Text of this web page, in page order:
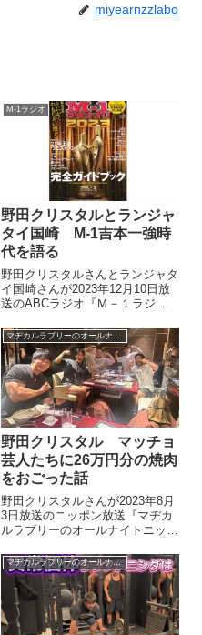
miyearnzzlabo
M-1ラジオ
野田クリスタルとランジャ
タイ国崎 M-1吉本一強時
代を語る
野田クリスタルさんとランジャタ
イ国崎さんが2023年12月10日放
送のABCラジオ『Ｍ－１ラジオ
ランプリで吉本芸人が席巻してい
た時代を振り返り。その理由や現
在のような誰が勝ち上がるかわか
らない状態への移行について話し
ていました。
野田クリスタル マッチョ
芸人たちに26万円分の焼肉
をおごった話
野田クリスタルさんが2023年8月
3日放送のニッポン放送『マヂカ
ルラブリーのオールナイトニッポ
ベントで負けて、マッチョ芸人7
人を連れて高級焼肉店に行った話
を紹介。結局、お会計が26万円
となり、それをすべて払った話を
していました。
マヂカルラブリーのオールナイトニッポン0